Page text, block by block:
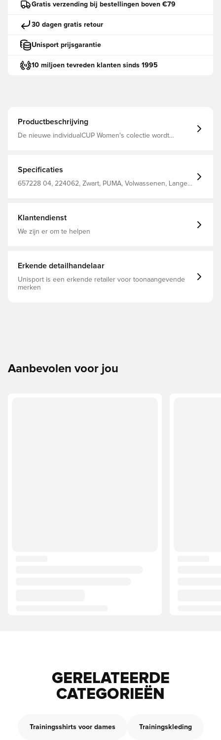
Gratis verzending bij bestellingen boven €79
30 dagen gratis retour
Unisport prijsgarantie
10 miljoen tevreden klanten sinds 1995
Productbeschrijving
De nieuwe individualCUP Women's colectie wordt
colouways voor spelers die op zoek zijn naar dynamiek
en functionaliteit. DryCell-materiaal garandeert de beste
PUMA-prestaties.
Specificaties
657228 04, 224062, Zwart, PUMA, Volwassenen, Lange
Mechanical - Brushing - Drycell (Fun/001)
Klantendienst
We zijn er om te helpen
Erkende detailhandelaar
Unisport is een erkende retailer voor toonaangevende
merken
Aanbevolen voor jou
GERELATEERDE
CATEGORIEËN
Trainingsshirts voor dames Trainingskleding